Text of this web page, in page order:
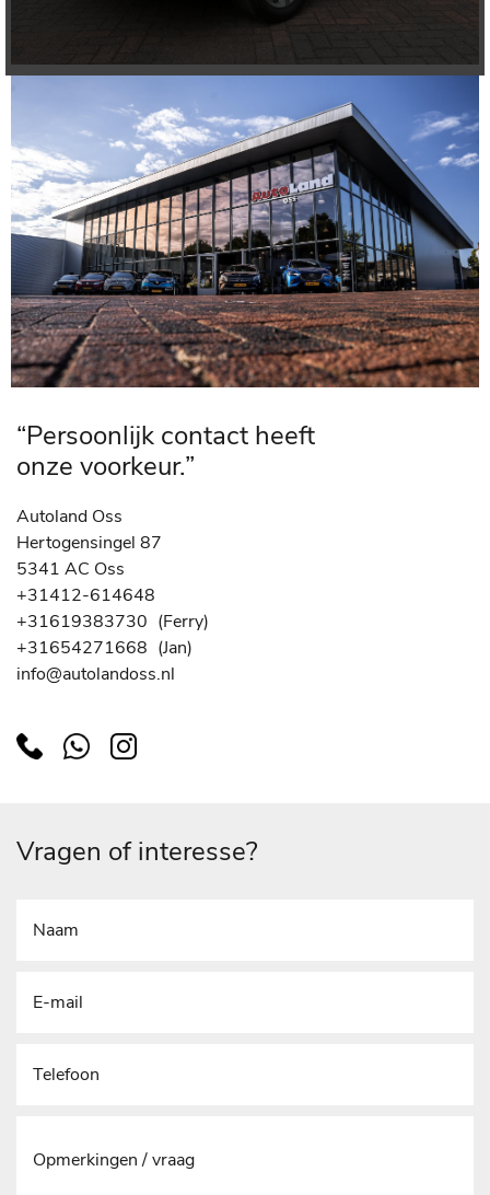
“Persoonlijk contact heeft
onze voorkeur.”
Autoland Oss
Hertogensingel 87
5341 AC Oss
+31412-614648
+31619383730 (Ferry)
+31654271668 (Jan)
info@autolandoss.nl
Vragen of interesse?